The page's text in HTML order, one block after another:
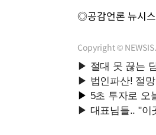
◎공감언론 뉴시스
Copyright ©